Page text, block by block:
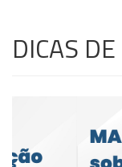
DICAS DE